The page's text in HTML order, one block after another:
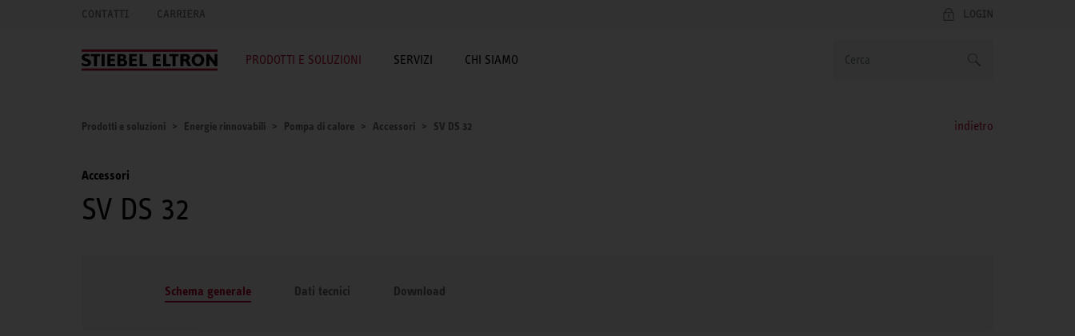
CONTATTI CARRIERA LOGIN
PRODOTTI E SOLUZIONI SERVIZI CHI SIAMO
Prodotti e soluzioni Energie rinnovabili Pompa di calore Accessori SV DS 32 indietro
Accessori
SV DS 32
Schema generale Dati tecnici Download